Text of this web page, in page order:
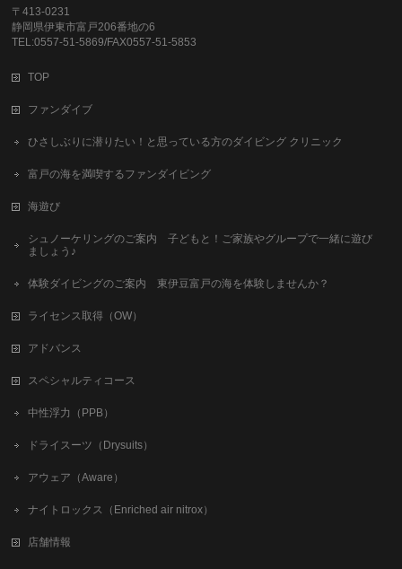
〒413-0231
静岡県伊東市富戸206番地の6
TEL:0557-51-5869/FAX0557-51-5853
TOP
ファンダイブ
ひさしぶりに潜りたい！と思っている方のダイビング クリニック
富戸の海を満喫するファンダイビング
海遊び
シュノーケリングのご案内 子どもと！ご家族やグループで一緒に遊び
ましょう♪
体験ダイビングのご案内 東伊豆富戸の海を体験しませんか？
ライセンス取得（OW）
アドバンス
スペシャルティコース
中性浮力（PPB）
ドライスーツ（Drysuits）
アウェア（Aware）
ナイトロックス（Enriched air nitrox）
店舗情報